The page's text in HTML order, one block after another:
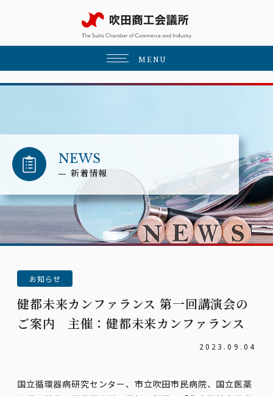
MENU
NEWS
新着情報
お知らせ
健都未来カンファランス 第一回講演会の
ご案内 主催：健都未来カンファランス
2023.09.04
国立循環器病研究センター、市立吹田市民病院、国立医薬